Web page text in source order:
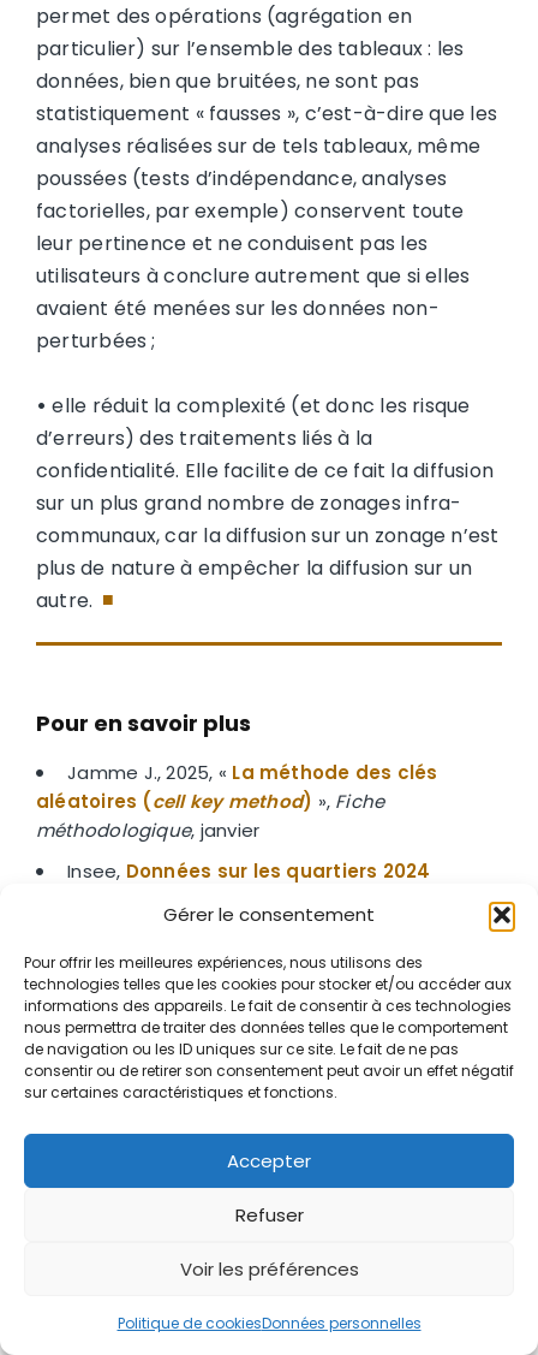
Gérer le consentement
Pour offrir les meilleures expériences, nous utilisons des
technologies telles que les cookies pour stocker et/ou accéder aux
informations des appareils. Le fait de consentir à ces technologies
nous permettra de traiter des données telles que le comportement
de navigation ou les ID uniques sur ce site. Le fait de ne pas
consentir ou de retirer son consentement peut avoir un effet négatif
sur certaines caractéristiques et fonctions.
Accepter
Refuser
Voir les préférences
Politique de cookiesDonnées personnelles
permet des opérations (agrégation en
particulier) sur l’ensemble des tableaux : les
données, bien que bruitées, ne sont pas
statistiquement « fausses », c’est-à-dire que les
analyses réalisées sur de tels tableaux, même
poussées (tests d’indépendance, analyses
factorielles, par exemple) conservent toute
leur pertinence et ne conduisent pas les
utilisateurs à conclure autrement que si elles
avaient été menées sur les données non-
perturbées ;
• elle réduit la complexité (et donc les risque
d’erreurs) des traitements liés à la
confidentialité. Elle facilite de ce fait la diffusion
sur un plus grand nombre de zonages infra-
communaux, car la diffusion sur un zonage n’est
plus de nature à empêcher la diffusion sur un
autre. ■
Pour en savoir plus
Jamme J., 2025, « La méthode des clés
aléatoires (cell key method) », Fiche
méthodologique, janvier
Insee, Données sur les quartiers 2024
de la politique de la ville, chiffres détaillés
Cohen C., Potin-Finette A., 2024, «Portrait des
nouveaux quartiers prioritaires de la politique
de la ville en France métropolitaine»,Insee
Premièren° 2008, août
– stock.adobe.com